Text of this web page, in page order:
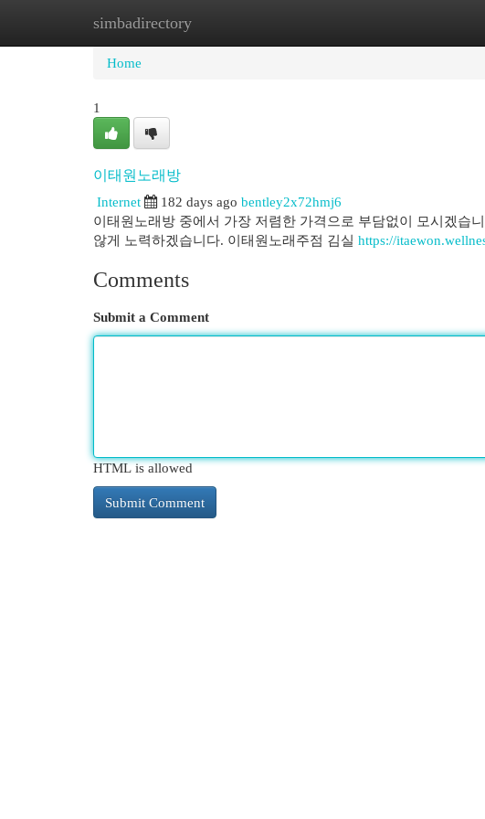
simbadirectory
Home New Site Listings
Home
1
이태원노래방
Internet
182 days ago bentley2x72hmj6
이태원노래방 중에서 가장 저렴한 가격으로 부담없이 모시겠습
않게 노력하겠습니다. 이태원노래주점 김실 https://
Comments
Submit a Comment
HTML is allowed